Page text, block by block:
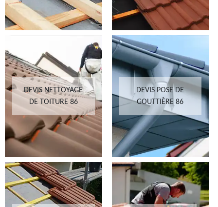
DEVIS NETTOYAGE
DE TOITURE 86
DEVIS POSE DE
GOUTTIÈRE 86